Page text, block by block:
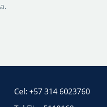
Cel: +57 314 6023760